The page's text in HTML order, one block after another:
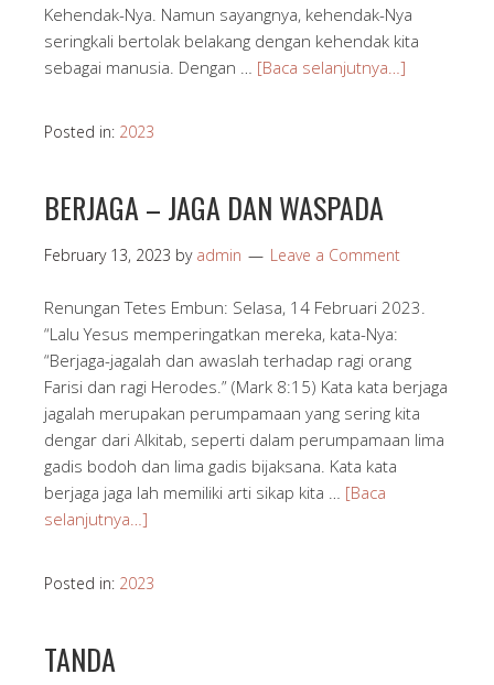
Kehendak-Nya. Namun sayangnya, kehendak-Nya
seringkali bertolak belakang dengan kehendak kita
sebagai manusia. Dengan … [Baca selanjutnya…]
Posted in: 2023
BERJAGA – JAGA DAN WASPADA
February 13, 2023 by admin Leave a Comment
Renungan Tetes Embun: Selasa, 14 Februari 2023.
“Lalu Yesus memperingatkan mereka, kata-Nya:
“Berjaga-jagalah dan awaslah terhadap ragi orang
Farisi dan ragi Herodes.” (Mark 8:15) Kata kata berjaga
jagalah merupakan perumpamaan yang sering kita
dengar dari Alkitab, seperti dalam perumpamaan lima
gadis bodoh dan lima gadis bijaksana. Kata kata
berjaga jaga lah memiliki arti sikap kita … [Baca
selanjutnya…]
Posted in: 2023
TANDA